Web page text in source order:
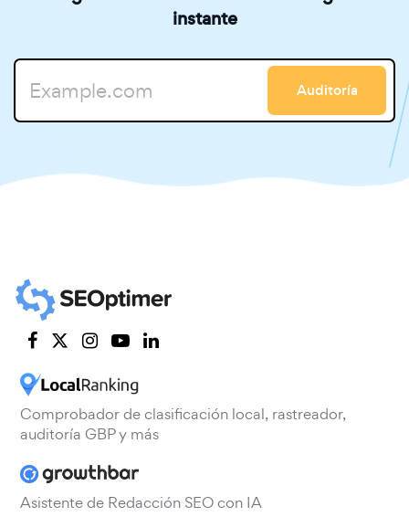
instante
Auditoría
Comprobador de clasificación local, rastreador,
auditoría GBP y más
Asistente de Redacción SEO con IA